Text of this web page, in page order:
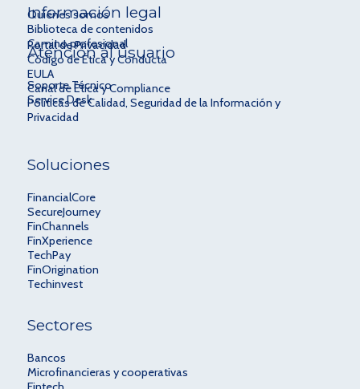
Quiénes somos
Biblioteca de contenidos
Camino profesional
Atención al usuario
Soporte Técnico
Service Desk
Información legal
Portal de Privacidad
Código de Ética y Conducta
EULA
Canal de Ética y Compliance
Políticas de Calidad, Seguridad de la Información y
Privacidad
Soluciones
FinancialCore
SecureJourney
FinChannels
FinXperience
TechPay
FinOrigination
Techinvest
Sectores
Bancos
Microfinancieras y cooperativas